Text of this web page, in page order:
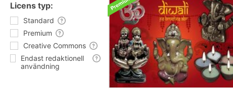
Licens typ:
Standard
Premium
Creative Commons
Endast redaktionell
användning